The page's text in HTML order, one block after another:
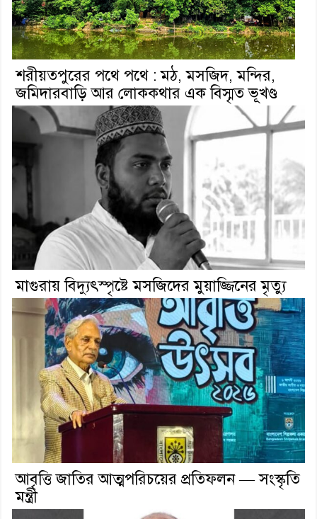
শরীয়তপুরের পথে পথে : মঠ, মসজিদ, মন্দির,
জমিদারবাড়ি আর লোককথার এক বিস্মৃত ভূখণ্ড
মাগুরায় বিদ্যুৎস্পৃষ্টে মসজিদের মুয়াজ্জিনের মৃত্যু
আবৃত্তি জাতির আত্মপরিচয়ের প্রতিফলন — সংস্কৃতি
মন্ত্রী